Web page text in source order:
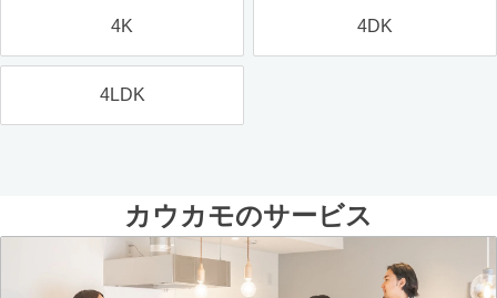
4K 4DK
4LDK
カウカモのサービス